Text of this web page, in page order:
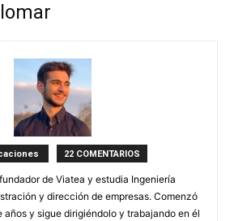
22 COMENTARIOS
de Viatea y estudia Ingeniería
y dirección de empresas. Comenzó
y sigue dirigiéndolo y trabajando en él